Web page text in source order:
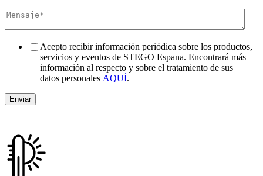
Acepto recibir información periódica sobre los productos,
servicios y eventos de STEGO Espana. Encontrará más
información al respecto y sobre el tratamiento de sus
datos personales AQUÍ.